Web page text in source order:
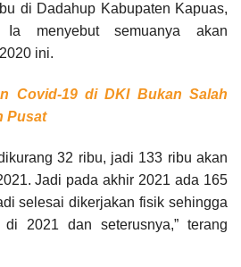
di Dadahup Kabupaten Kapuas,
Ia menyebut semuanya akan
ini.
Covid-19 di DKI Bukan Salah
Pusat
32 ribu, jadi 133 ribu akan
Jadi pada akhir 2021 ada 165
selesai dikerjakan fisik sehingga
2021 dan seterusnya,” terang